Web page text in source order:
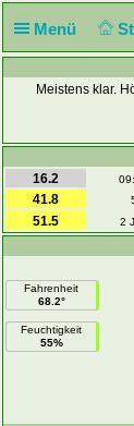
Menü
Meistens klar.
16.2
41.8
51.5
2
Fahrenheit
68.2°
Feuchtigkeit
55%